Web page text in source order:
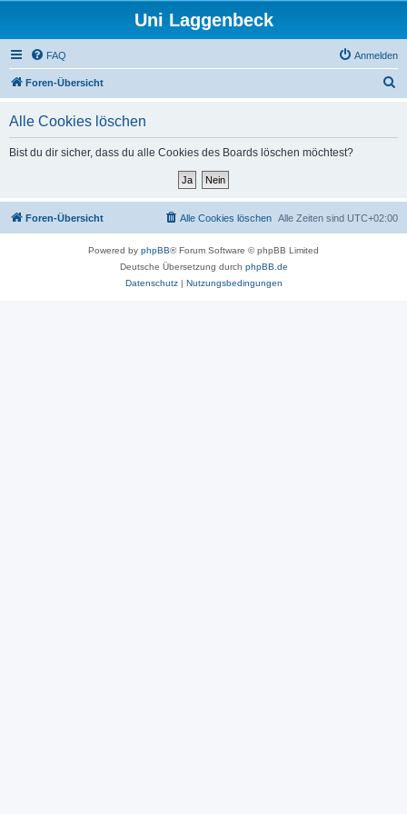
Uni Laggenbeck
FAQ Anmelden
Foren-Übersicht
Alle Cookies löschen
Bist du dir sicher, dass du alle Cookies des Boards löschen möchtest?
Foren-Übersicht Alle Zeiten sind UTC+02:00
Alle Cookies löschen
Powered by phpBB® Forum Software © phpBB Limited
Deutsche Übersetzung durch phpBB.de
Datenschutz| Nutzungsbedingungen